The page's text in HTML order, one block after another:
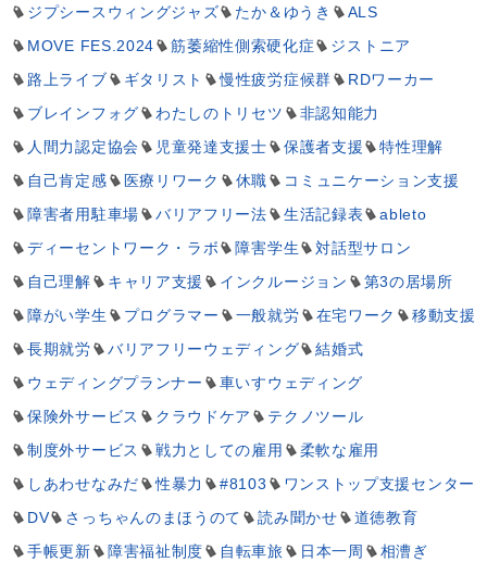
ジプシースウィングジャズ
たか＆ゆうき
ALS
MOVE FES.2024
筋萎縮性側索硬化症
ジストニア
路上ライブ
ギタリスト 慢性疲労症候群
RDワーカー
ブレインフォグ
わたしのトリセツ
非認知能力
人間力認定協会
児童発達支援士 保護者支援
特性理解
自己肯定感
医療リワーク 休職
コミュニケーション支援
障害者用駐車場
バリアフリー法 生活記録表
ableto
ディーセントワーク・ラボ
障害学生
対話型サロン
自己理解
キャリア支援 インクルージョン
第3の居場所
障がい学生
プログラマー 一般就労 在宅ワーク
移動支援
長期就労
バリアフリーウェディング
結婚式
ウェディングプランナー
車いすウェディング
保険外サービス
クラウドケア
テクノツール
制度外サービス
戦力としての雇用
柔軟な雇用
しあわせなみだ
性暴力 #8103
ワンストップ支援センター
DV
さっちゃんのまほうのて 読み聞かせ
道徳教育
手帳更新
障害福祉制度 自転車旅 日本一周
相漕ぎ